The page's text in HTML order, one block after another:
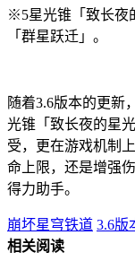
※5星光锥「致长夜
「群星跃迁」。
随着3.6版本的更新
光锥「致长夜的星
受，更在游戏机制
命上限，还是增强
得力助手。
崩坏星穹铁道 3.6版
相关阅读